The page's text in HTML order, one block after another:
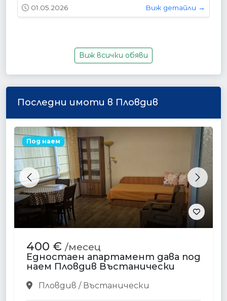
01.05.2026
Виж детайли →
Виж всички обяви
Последни имоти в Пловдив
Previous Next
Под наем
400 € /месец
Едностаен апартамент дава под
наем Пловдив Въстанически
Пловдив / Въстанически